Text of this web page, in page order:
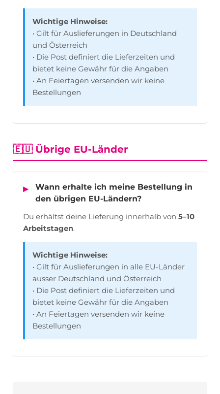
Wichtige Hinweise:
• Gilt für Auslieferungen in Deutschland
und Österreich
• Die Post definiert die Lieferzeiten und
bietet keine Gewähr für die Angaben
• An Feiertagen versenden wir keine
Bestellungen
🇪🇺 Übrige EU-Länder
Wann erhalte ich meine Bestellung in
den übrigen EU-Ländern?
Du erhältst deine Lieferung innerhalb von 5–10
Arbeitstagen.
Wichtige Hinweise:
• Gilt für Auslieferungen in alle EU-Länder
ausser Deutschland und Österreich
• Die Post definiert die Lieferzeiten und
bietet keine Gewähr für die Angaben
• An Feiertagen versenden wir keine
Bestellungen